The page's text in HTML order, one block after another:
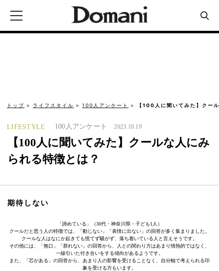
トップ ライフスタイル 100人アンケート 【100人に聞いてみた】クー
LIFESTYLE 100人アンケート 2023.10.19
【100人に聞いてみた】クールな人にみ
られる特徴とは？
期待しない
「諦めている」（30代・神奈川県・子ども1人）
クールだと思う人の特徴では、「動じない」「表情に出ない」の回答が多く集まりました。
クールな人はなにか起きても慌てず騒がず、落ち着いている人と言えそうです。
その他には、「無口」「群れない」の回答から、人との関わり方はあまり情熱的ではなく、
一線引いた付き合いをする傾向があるようです。
また、「芯がある」の回答から、あまり人の影響を受けることなく、自分軸で考えられる印
象を受ける方もいます。